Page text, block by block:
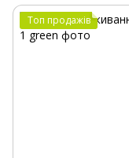
Топ продажів